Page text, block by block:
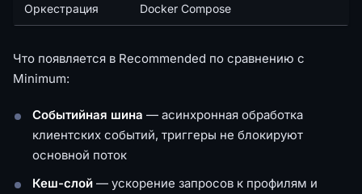
Оркестрация Docker Compose
Что появляется в Recommended по сравнению с
Minimum:
Событийная шина — асинхронная обработка
клиентских событий, триггеры не блокируют
основной поток
Кеш-слой — ускорение запросов к профилям и